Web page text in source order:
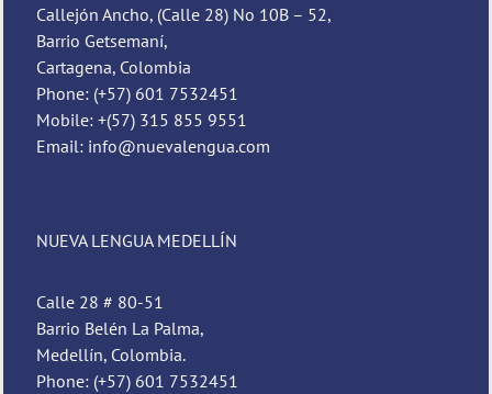
Callejón Ancho, (Calle 28) No 10B – 52,
Barrio Getsemaní,
Cartagena, Colombia
Phone: (+57) 601 7532451
Mobile: +(57) 315 855 9551
Email: info@nuevalengua.com
NUEVA LENGUA MEDELLÍN
Calle 28 # 80-51
Barrio Belén La Palma,
Medellín, Colombia.
Phone: (+57) 601 7532451